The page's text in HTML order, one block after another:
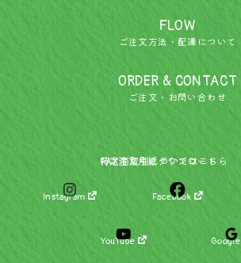
FLOW
ご注文方法・配達について
ORDER & CONTACT
ご注文・お問い合わせ
特定商取引についてはこちら
FAX注文用紙ダウンロード
Instagram Facebook
YouTube Google